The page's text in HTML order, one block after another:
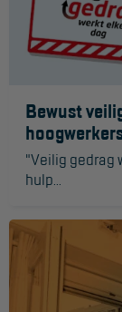
Industrieel
Telescoop
Bewust
"Veilig gedrag
hulp...